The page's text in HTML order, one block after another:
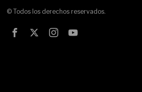
© Todos los derechos reservados.